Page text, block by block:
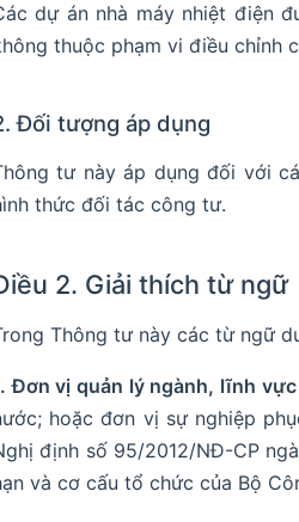
dự án nhà máy nhiệt điện
thuộc phạm vi điều chỉnh
Đối tượng áp dụng
tư này áp dụng đối với
thức đối tác công tư.
2. Giải thích từ ngữ
Thông tư này các từ ngữ
Đơn vị quản lý ngành, lĩnh vực
hoặc đơn vị sự nghiệp
định số 95/2012/NĐ-CP
và cơ cấu tổ chức của Bộ